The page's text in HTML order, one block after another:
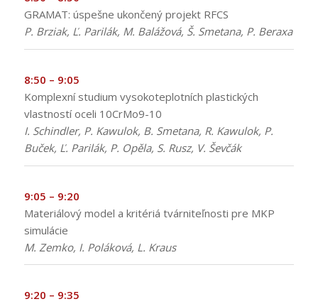
GRAMAT: úspešne ukončený projekt RFCS
P. Brziak, Ľ. Parilák, M. Balážová, Š. Smetana, P. Beraxa
8:50 – 9:05
Komplexní studium vysokoteplotních plastických
vlastností oceli 10CrMo9-10
I. Schindler, P. Kawulok, B. Smetana, R. Kawulok, P.
Buček, Ľ. Parilák, P. Opěla, S. Rusz, V. Ševčák
9:05 – 9:20
Materiálový model a kritériá tvárniteľnosti pre MKP
simulácie
M. Zemko, I. Poláková, L. Kraus
9:20 – 9:35